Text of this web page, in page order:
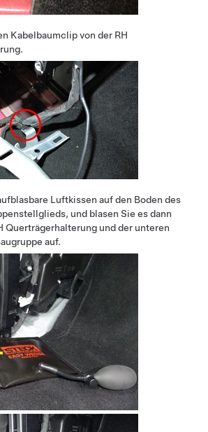
Kabelbaumclip von der RH
Luftkissen auf den Boden des
und blasen Sie es dann
Querträgerhalterung und der unteren
auf.